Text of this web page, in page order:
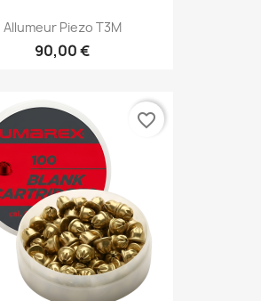
Allumeur Piezo T3M
90,00 €
favorite_border